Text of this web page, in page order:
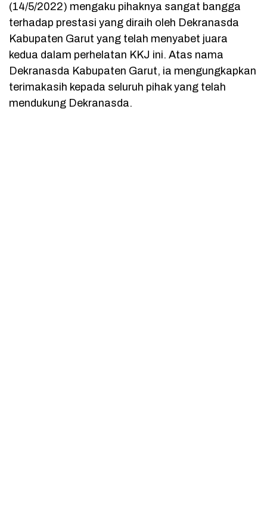
(14/5/2022) mengaku pihaknya sangat bangga
terhadap prestasi yang diraih oleh Dekranasda
Kabupaten Garut yang telah menyabet juara
kedua dalam perhelatan KKJ ini. Atas nama
Dekranasda Kabupaten Garut, ia mengungkapkan
terimakasih kepada seluruh pihak yang telah
mendukung Dekranasda.